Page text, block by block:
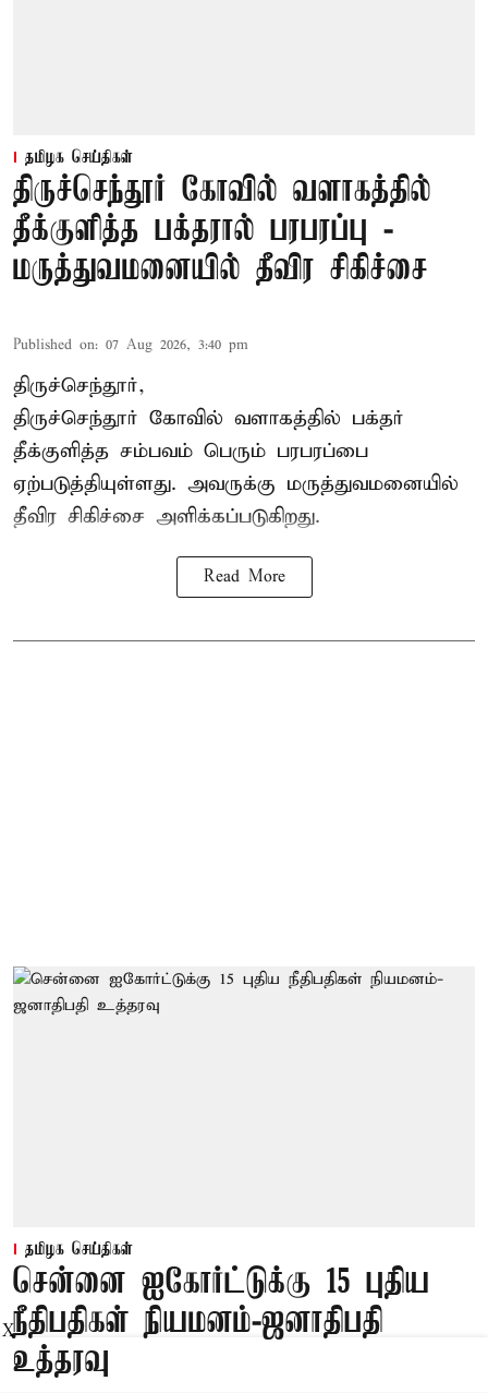
தமிழக செய்திகள்
திருச்செந்தூர் கோவில் வளாகத்தில்
தீக்குளித்த பக்தரால் பரபரப்பு -
மருத்துவமனையில் தீவிர சிகிச்சை
Published on: 07 Aug 2026, 3:40 pm
திருச்செந்தூர்,
திருச்செந்தூர் கோவில் வளாகத்தில் பக்தர்
தீக்குளித்த சம்பவம் பெரும் பரபரப்பை
ஏற்படுத்தியுள்ளது. அவருக்கு மருத்துவமனையில்
தீவிர சிகிச்சை அளிக்கப்படுகிறது.
Read More
தமிழக செய்திகள்
சென்னை ஐகோர்ட்டுக்கு 15 புதிய
நீதிபதிகள் நியமனம்-ஜனாதிபதி
உத்தரவு
X